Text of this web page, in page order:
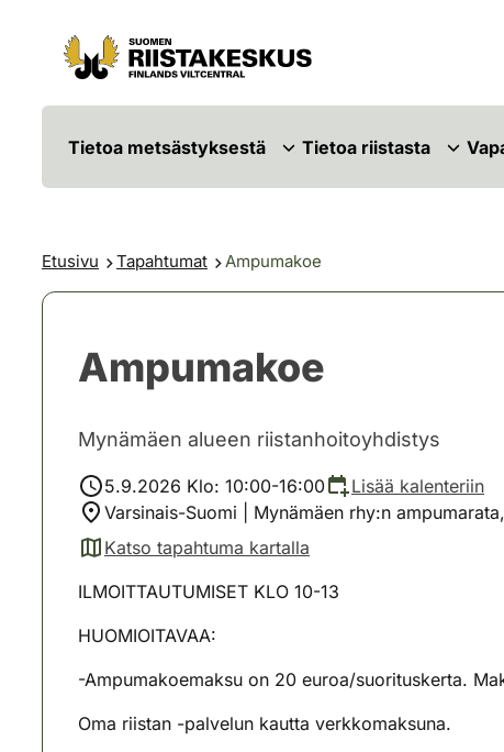
Siirry sisältöön
Siirry sivustokarttaan
Tietoa metsästyksestä Tietoa riistasta
Etusivu Tapahtumat Ampumakoe
Ampumakoe
Mynämäen alueen riistanhoitoyhdistys
5.9.2026 Klo: 10:00-16:00
Lisää kalenteriin
Varsinais-Suomi | Mynämäen rhy:n
Katso tapahtuma kartalla
(avautuu uuteen välilehteen)
ILMOITTAUTUMISET KLO 10-13
HUOMIOITAVAA:
-Ampumakoemaksu on 20 euroa/suorituskerta.
Oma riistan -palvelun kautta verkkomaksuna.